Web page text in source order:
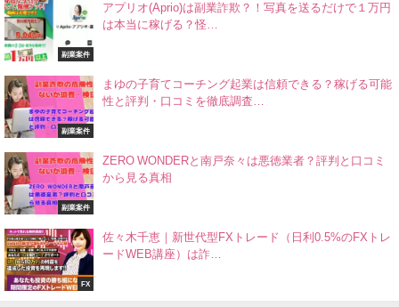
副業案件
アプリオ(Aprio)は副業詐欺？！写真を送るだけで１万円
は本当に稼げる？怪…
副業案件
まゆの子育てコーチング起業は信頼できる？稼げる可能
性と評判・口コミを徹底調査…
副業案件
ZERO WONDERと南戸奈々は悪徳業者？評判と口コミ
から見る真相
FX
佐々木千恵｜新世代型FXトレード（日利0.5%のFXトレ
ードWEB講座）は詐…